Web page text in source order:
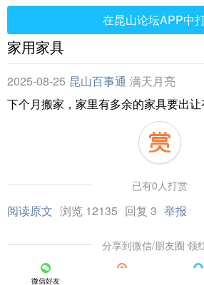
在昆山论坛APP中
家用家具
2025-08-25 昆山百事通 满天月亮
下个月搬家，家里有多余的家具要出让
已有0人打赏
阅读原文 浏览 12135 回复 3 举报
分享到微信/朋友圈 领
微信好友 QQ